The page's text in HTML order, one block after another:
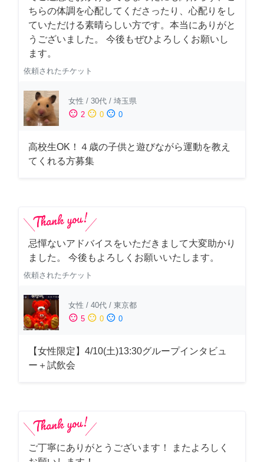
ちらの体調を心配してくださったり、心配りをし
ていただける素晴らしい方です。本当にありがと
うございました。 今後もぜひよろしくお願いし
ます。
依頼されたチケット
女性 / 30代 / 埼玉県
sentiment_satisfied 2 sentiment_neutral 0 sentiment_dissatisfied 0
高校生OK！４歳の子供と遊びながら運動を教え
てくれる方募集
忌憚ないアドバイスをいただきまして大変助かり
ました。 今後もよろしくお願いいたします。
依頼されたチケット
女性 / 40代 / 東京都
sentiment_satisfied 5 sentiment_neutral 0 sentiment_dissatisfied 0
【女性限定】4/10(土)13:30グループインタビュ
ー＋試飲会
ご丁寧にありがとうございます！ またよろしく